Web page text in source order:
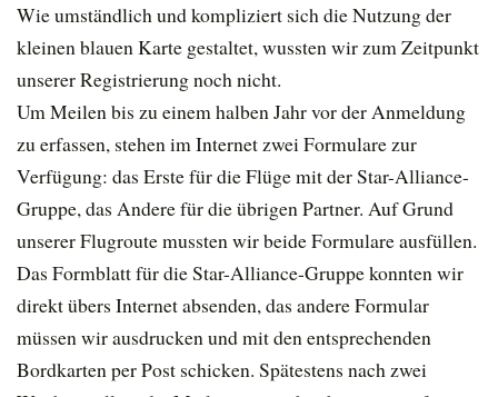
Wie umständlich und kompliziert sich die Nutzung der
kleinen blauen Karte gestaltet, wussten wir zum Zeitpunkt
unserer Registrierung noch nicht.
Um Meilen bis zu einem halben Jahr vor der Anmeldung
zu erfassen, stehen im Internet zwei Formulare zur
Verfügung: das Erste für die Flüge mit der Star-Alliance-
Gruppe, das Andere für die übrigen Partner. Auf Grund
unserer Flugroute mussten wir beide Formulare ausfüllen.
Das Formblatt für die Star-Alliance-Gruppe konnten wir
direkt übers Internet absenden, das andere Formular
müssen wir ausdrucken und mit den entsprechenden
Bordkarten per Post schicken. Spätestens nach zwei